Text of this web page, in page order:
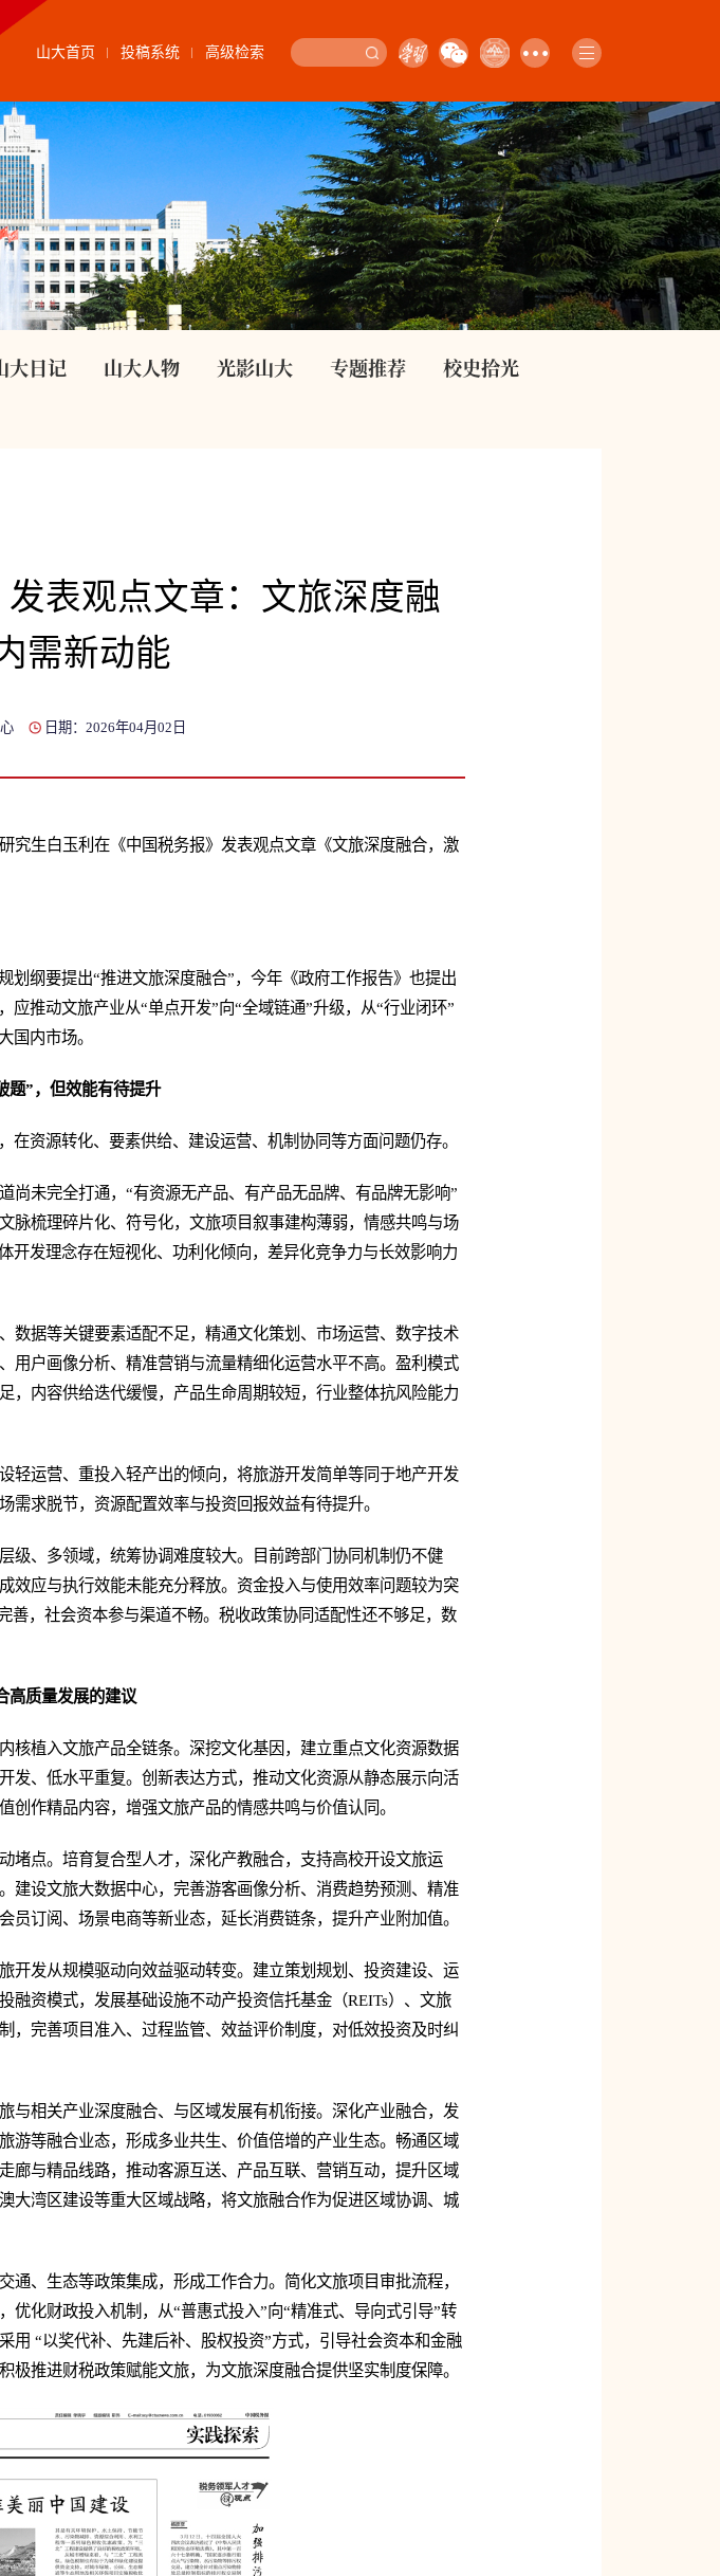
山大首页 投稿系统 高级检索
大日记 山大人物 光影山大 专题推荐 校史拾光
表观点文章：文旅深度融
需新动能
日期：2026年04月02日
究生白玉利在《中国税务报》发表观点文章《文旅深度融合，激
划纲要提出“推进文旅深度融合”，今年《政府工作报告》也提出
推动文旅产业从“单点开发”向“全域链通”升级，从“行业闭环”
国内市场。
题”，但效能有待提升
资源转化、要素供给、建设运营、机制协同等方面问题仍存。
未完全打通，“有资源无产品、有产品无品牌、有品牌无影响”
脉梳理碎片化、符号化，文旅项目叙事建构薄弱，情感共鸣与场
开发理念存在短视化、功利化倾向，差异化竞争力与长效影响力
数据等关键要素适配不足，精通文化策划、市场运营、数字技术
用户画像分析、精准营销与流量精细化运营水平不高。盈利模式
，内容供给迭代缓慢，产品生命周期较短，行业整体抗风险能力
轻运营、重投入轻产出的倾向，将旅游开发简单等同于地产开发
求脱节，资源配置效率与投资回报效益有待提升。
级、多领域，统筹协调难度较大。目前跨部门协同机制仍不健
效应与执行效能未能充分释放。资金投入与使用效率问题较为突
善，社会资本参与渠道不畅。税收政策协同适配性还不够足，数
高质量发展的建议
核植入文旅产品全链条。深挖文化基因，建立重点文化资源数据
发、低水平重复。创新表达方式，推动文化资源从静态展示向活
作精品内容，增强文旅产品的情感共鸣与价值认同。
堵点。培育复合型人才，深化产教融合，支持高校开设文旅运
建设文旅大数据中心，完善游客画像分析、消费趋势预测、精准
订阅、场景电商等新业态，延长消费链条，提升产业附加值。
开发从规模驱动向效益驱动转变。建立策划规划、投资建设、运
资模式，发展基础设施不动产投资信托基金（REITs）、文旅
，完善项目准入、过程监管、效益评价制度，对低效投资及时纠
与相关产业深度融合、与区域发展有机衔接。深化产业融合，发
游等融合业态，形成多业共生、价值倍增的产业生态。畅通区域
廊与精品线路，推动客源互送、产品互联、营销互动，提升区域
大湾区建设等重大区域战略，将文旅融合作为促进区域协调、城
、生态等政策集成，形成工作合力。简化文旅项目审批流程，
化财政投入机制，从“普惠式投入”向“精准式、导向式引导”转
“以奖代补、先建后补、股权投资”方式，引导社会资本和金融
推进财税政策赋能文旅，为文旅深度融合提供坚实制度保障。